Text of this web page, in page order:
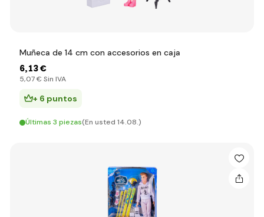
Muñeca de 14 cm con accesorios en caja
6,13 €
5,07 € Sin IVA
+ 6 puntos
Últimas 3 piezas(En usted 14.08.)